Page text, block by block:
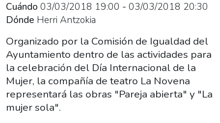
mujer
sola".
2018-
03-
03T20:00:00+01:00
2018-
03T21:30:00+01:00
Organizado
Cuándo 03/03/2018 19:00 - 03/03/2018 20:30
Dónde Herri Antzokia
Organizado por la Comisión de Igualdad del
Ayuntamiento dentro de las actividades para
la celebración del Día Internacional de la
Mujer, la compañía de teatro La Novena
representará las obras "Pareja abierta" y "La
mujer sola".